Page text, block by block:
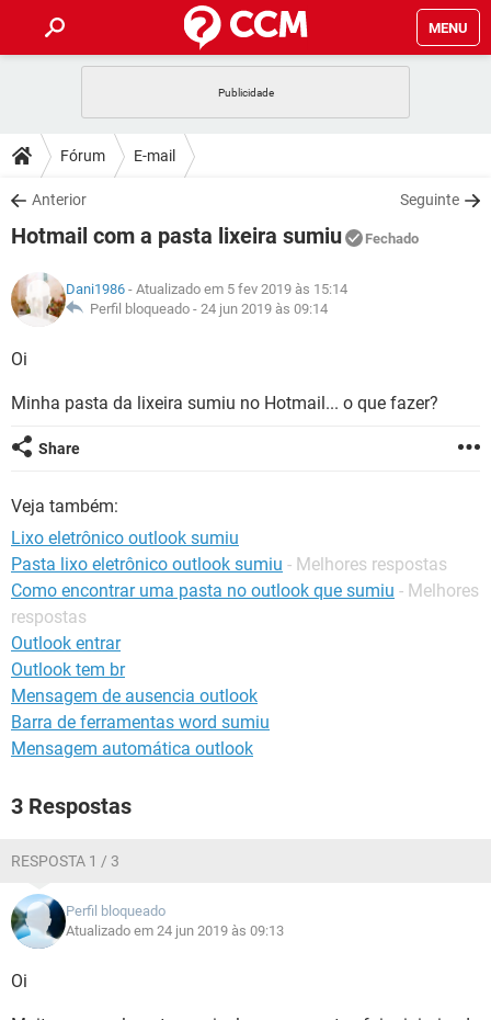
MENU
CELULAR
OUTLOOK
INSTAGRAM GMAIL
GUIA DE COMPRAS
DICAS
JOGOS
INSTAGRAM GMAIL
DOWNLOADS
JOGOS WHATSAPP
CELULAR
OUTLOOK EXCEL
INSTAGRAM
JOGOS WHATSAPP
OUTLOOK
INSTAGRAM GMAIL
GUIA DE COMPRAS
GLOSSÁRIO
JOGOS
INSTAGRAM
GUIA DE COMPRAS
Fórum E-mail
Anterior Seguinte
Hotmail com a pasta lixeira sumiu Fechado
Dani1986 - Atualizado em 5 fev 2019 às 15:14
Perfil bloqueado - 24 jun 2019 às 09:14
Oi
Minha pasta da lixeira sumiu no Hotmail... o que fazer?
Share
Veja também:
Lixo eletrônico outlook sumiu
Pasta lixo eletrônico outlook sumiu - Melhores respostas
Como encontrar uma pasta no outlook que sumiu - Melhores
respostas
Outlook entrar
Outlook tem br
Mensagem de ausencia outlook
Barra de ferramentas word sumiu
Mensagem automática outlook
3 Respostas
RESPOSTA 1 / 3
Perfil bloqueado
Atualizado em 24 jun 2019 às 09:13
Oi